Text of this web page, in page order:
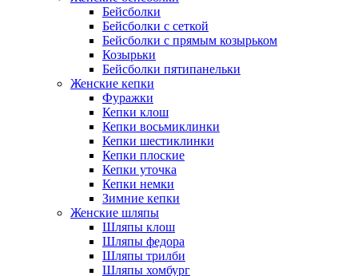
Бейсболки
Бейсболки с сеткой
Бейсболки с прямым козырьком
Козырьки
Бейсболки пятипанельки
Женские кепки
Фуражки
Кепки клош
Кепки восьмиклинки
Кепки шестиклинки
Кепки плоские
Кепки уточка
Кепки немки
Зимние кепки
Женские шляпы
Шляпы клош
Шляпы федора
Шляпы трилби
Шляпы хомбург